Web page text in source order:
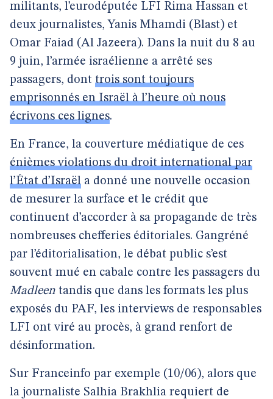
militants, l’eurodéputée LFI Rima Hassan et
deux journalistes, Yanis Mhamdi (Blast) et
Omar Faiad (Al Jazeera). Dans la nuit du 8 au
9 juin, l’armée israélienne a arrêté ses
passagers, dont trois sont toujours
emprisonnés en Israël à l’heure où nous
écrivons ces lignes.
En France, la couverture médiatique de ces
énièmes violations du droit international par
l’État d’Israël a donné une nouvelle occasion
de mesurer la surface et le crédit que
continuent d’accorder à sa propagande de très
nombreuses chefferies éditoriales. Gangréné
par l’éditorialisation, le débat public s’est
souvent mué en cabale contre les passagers du
Madleen tandis que dans les formats les plus
exposés du PAF, les interviews de responsables
LFI ont viré au procès, à grand renfort de
désinformation.
Sur Franceinfo par exemple (10/06), alors que
la journaliste Salhia Brakhlia requiert de